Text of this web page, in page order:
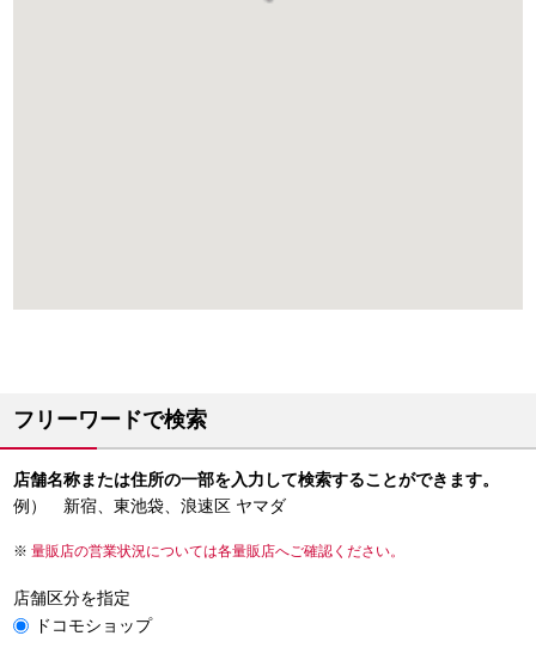
フリーワードで検索
店舗名称または住所の一部を入力して検索することができます。
例） 新宿、東池袋、浪速区 ヤマダ
量販店の営業状況については各量販店へご確認ください。
店舗区分を指定
ドコモショップ